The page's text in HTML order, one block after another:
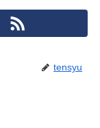
tensyu